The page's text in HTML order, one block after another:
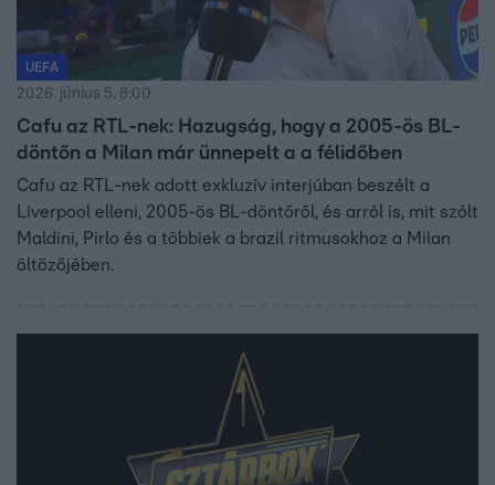
UEFA
2026. június 5. 8:00
Cafu az RTL-nek: Hazugság, hogy a 2005-ös BL-
döntőn a Milan már ünnepelt a a félidőben
Cafu az RTL-nek adott exkluzív interjúban beszélt a
Liverpool elleni, 2005-ös BL-döntőről, és arról is, mit szólt
Maldini, Pirlo és a többiek a brazil ritmusokhoz a Milan
öltözőjében.